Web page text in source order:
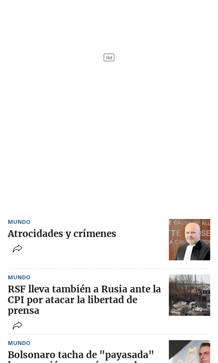
MUNDO
Atrocidades y crímenes
MUNDO
RSF lleva también a Rusia ante la
CPI por atacar la libertad de
prensa
MUNDO
Bolsonaro tacha de "payasada"